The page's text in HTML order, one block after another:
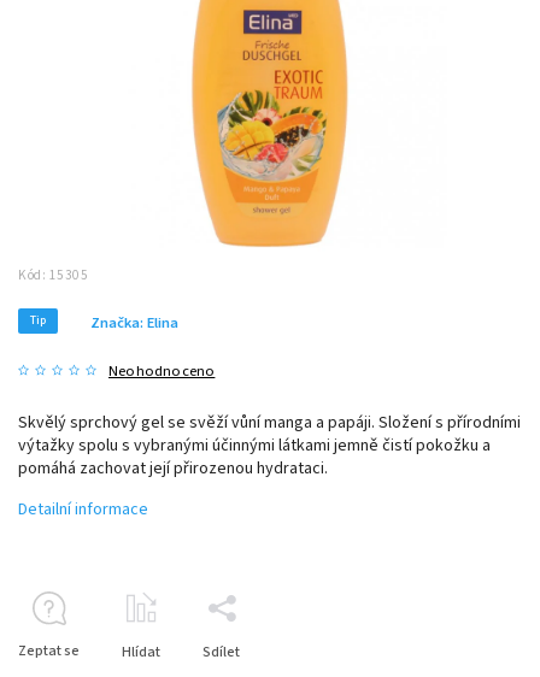
Kód: 15305
Tip
Neohodnoceno
Značka: Elina
Skvělý sprchový gel se svěží vůní manga a papáji. Složení s přírodními
výtažky spolu s vybranými účinnými látkami jemně čistí pokožku a
pomáhá zachovat její přirozenou hydrataci.
Detailní informace
Zeptat se Hlídat Sdílet